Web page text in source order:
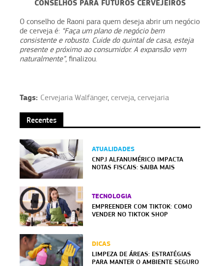
CONSELHOS PARA FUTUROS CERVEJEIROS
O conselho de Raoni para quem deseja abrir um negócio
de cerveja é: “Faça um plano de negócio bem
consistente e robusto. Cuide do quintal de casa, esteja
presente e próximo ao consumidor. A expansão vem
naturalmente”, finalizou.
Tags: Cervejaria Walfänger, cerveja, cervejaria
Recentes
ATUALIDADES
CNPJ ALFANUMÉRICO IMPACTA
NOTAS FISCAIS: SAIBA MAIS
TECNOLOGIA
EMPREENDER COM TIKTOK: COMO
VENDER NO TIKTOK SHOP
DICAS
LIMPEZA DE ÁREAS: ESTRATÉGIAS
PARA MANTER O AMBIENTE SEGURO